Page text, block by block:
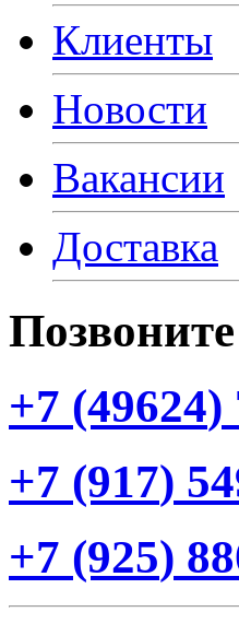
Клиенты
Новости
Вакансии
Доставка
+7 (49624)
+7 (917)
+7 (925)